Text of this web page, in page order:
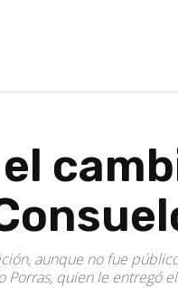
aunque no fue
Porras, quien le entregó